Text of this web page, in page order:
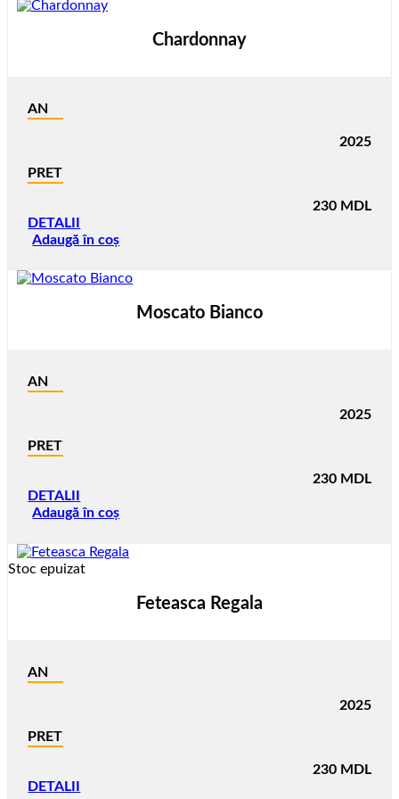
Chardonnay
AN
2025
PRET
230 MDL
DETALII
Adaugă în coș
Moscato Bianco
AN
2025
PRET
230 MDL
DETALII
Adaugă în coș
Stoc epuizat
Feteasca Regala
AN
2025
PRET
230 MDL
DETALII